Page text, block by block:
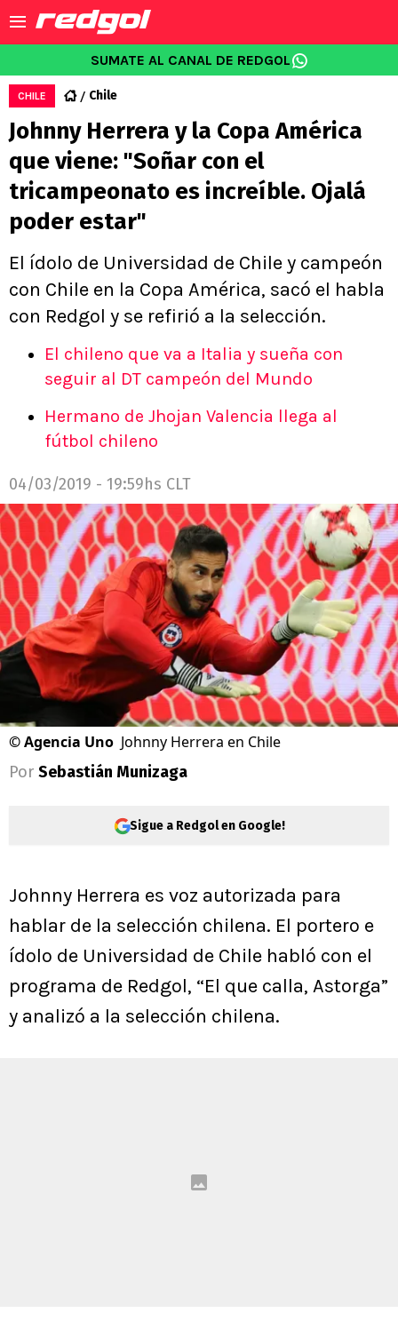
SUMATE AL CANAL DE REDGOL
CHILE Chile
Johnny Herrera y la Copa América
que viene: "Soñar con el
tricampeonato es increíble. Ojalá
poder estar"
El ídolo de Universidad de Chile y campeón
con Chile en la Copa América, sacó el habla
con Redgol y se refirió a la selección.
El chileno que va a Italia y sueña con
seguir al DT campeón del Mundo
Hermano de Jhojan Valencia llega al
fútbol chileno
04/03/2019 - 19:59hs CLT
©Agencia Uno Johnny Herrera en Chile
Por Sebastián Munizaga
Sigue a Redgol en Google!
Johnny Herrera es voz autorizada para
hablar de la selección chilena. El portero e
ídolo de Universidad de Chile habló con el
programa de Redgol, “El que calla, Astorga”
y analizó a la selección chilena.